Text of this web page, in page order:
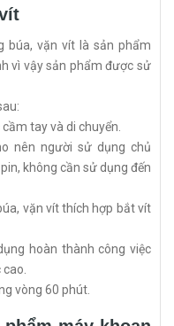
búa, vặn vít là sản phẩm
vì vậy sản phẩm được sử
tay và di chuyển.
nên người sử dụng chủ
không cần sử dụng đến
vặn vít thích hợp bắt vít
hoàn thành công việc
vòng 60 phút.